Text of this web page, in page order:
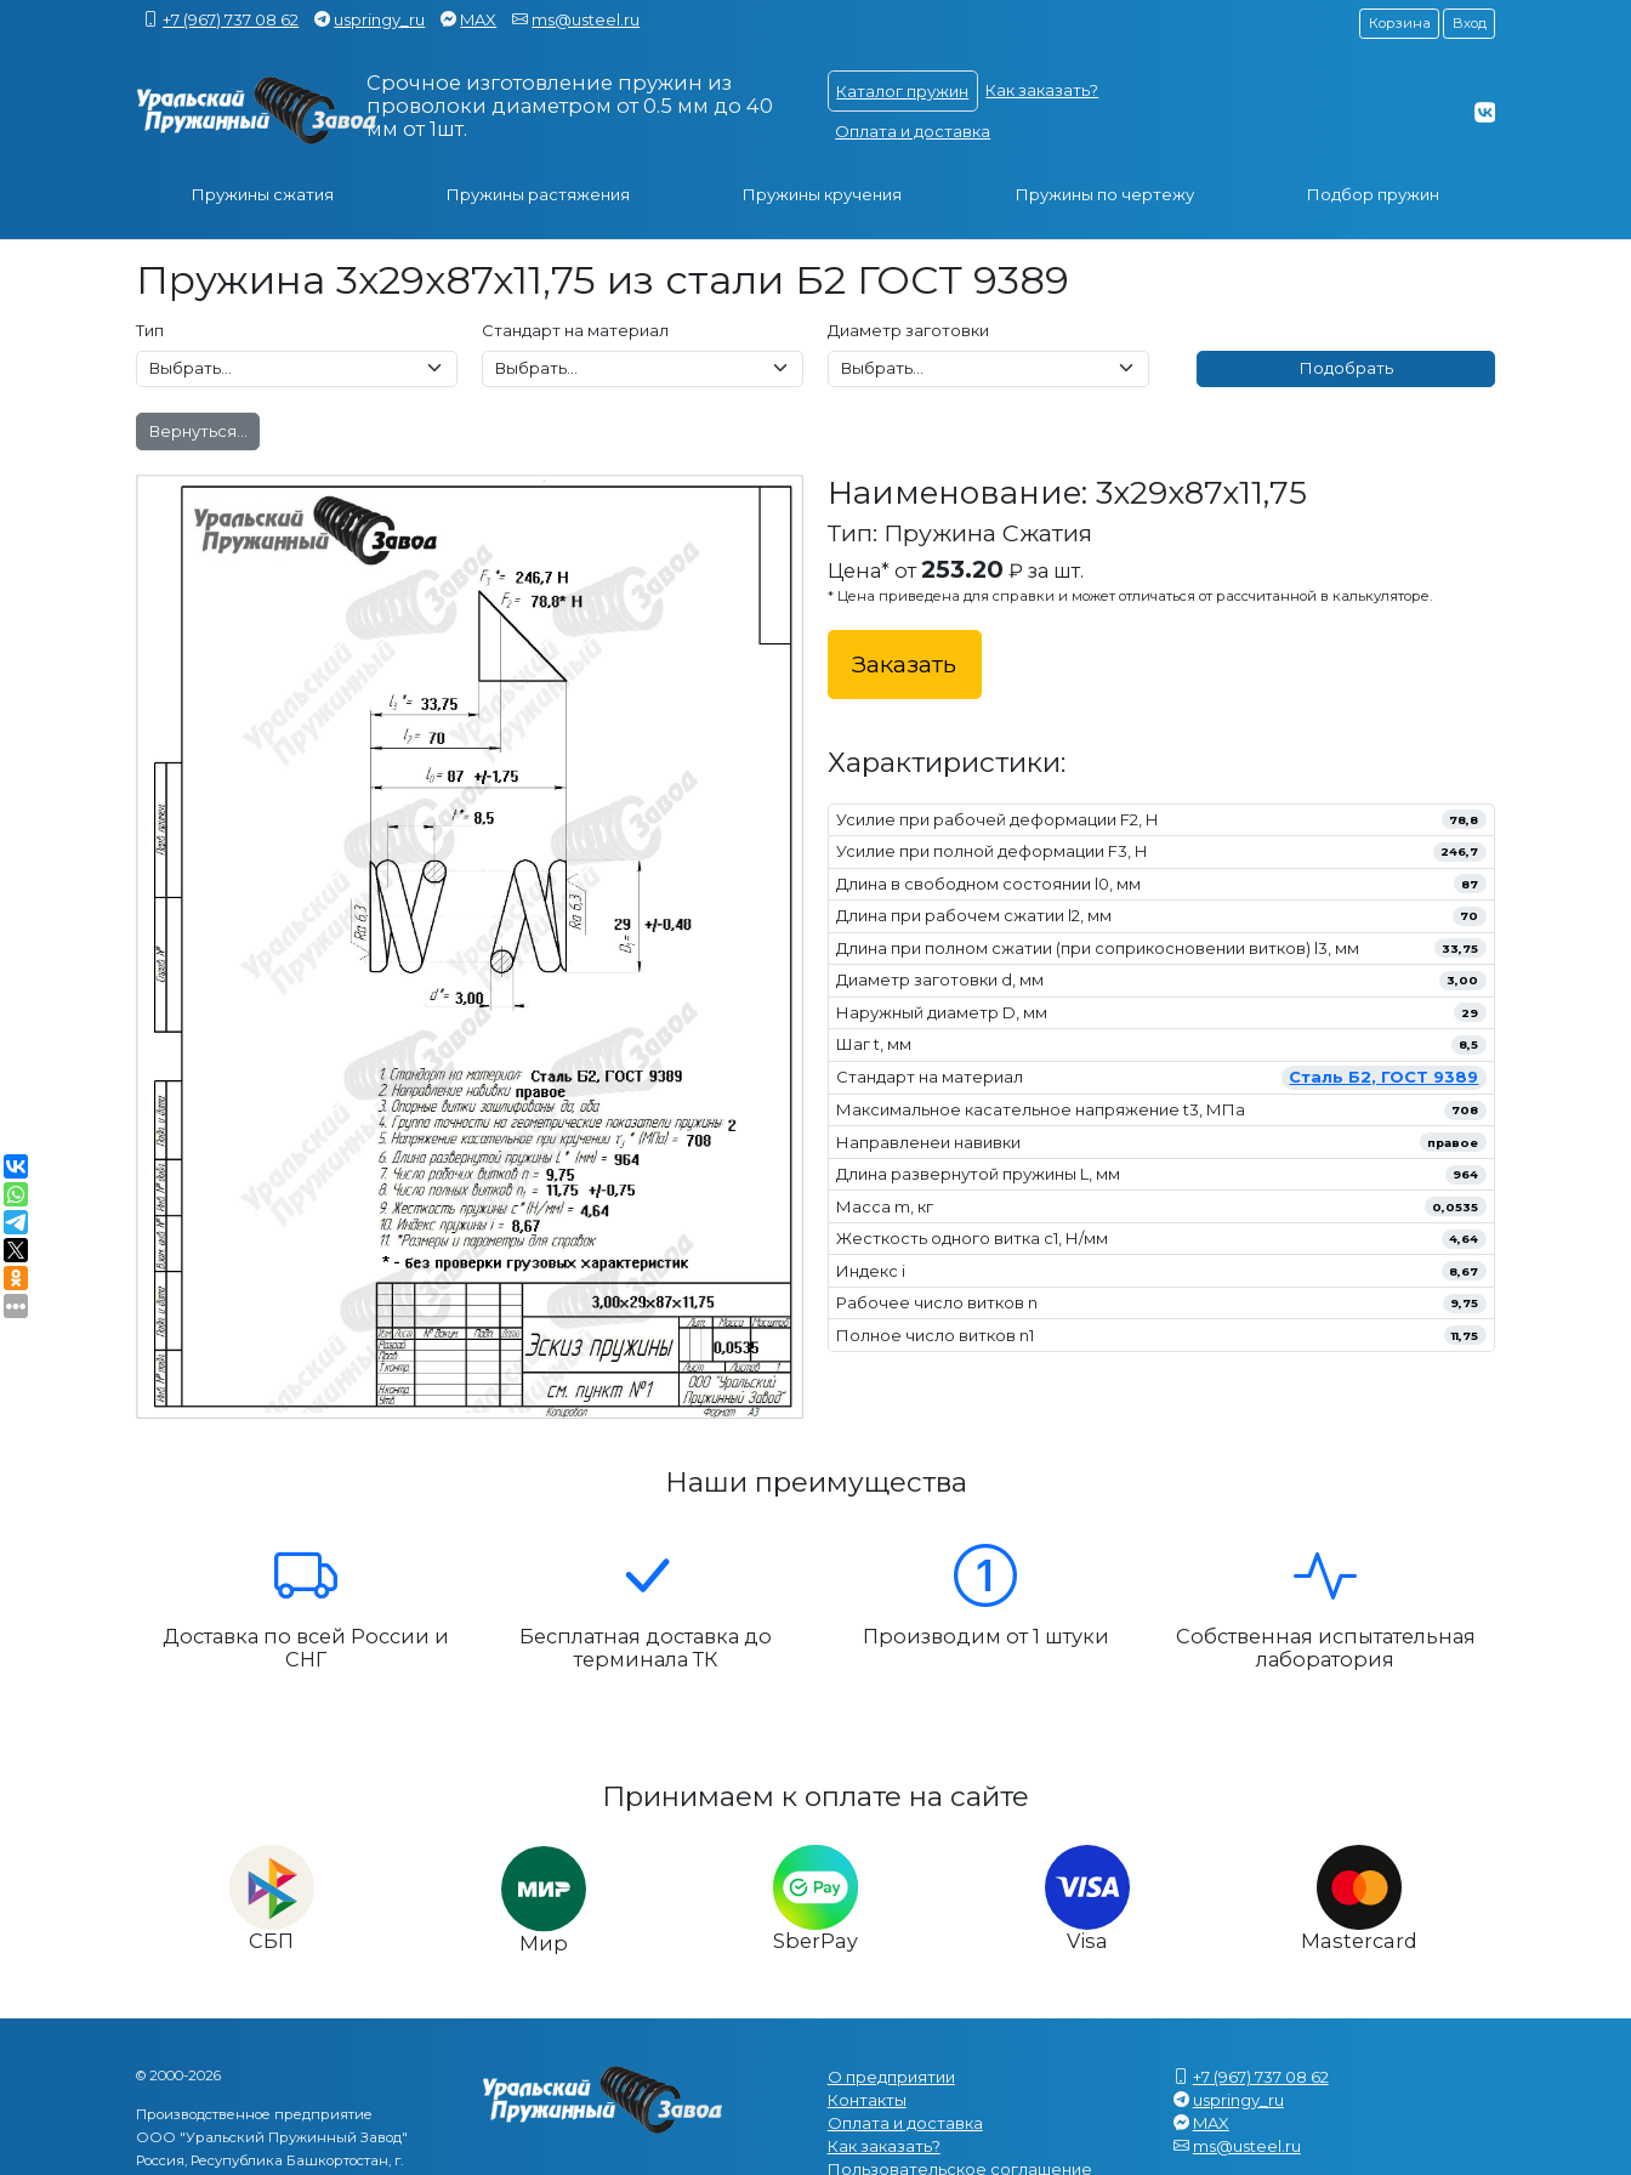
+7 (967) 737 08 62 uspringy_ru MAX ms@usteel.ru Корзина Вход
Срочное изготовление пружин из
проволоки диаметром от 0.5 мм до 40
мм от 1шт.
Каталог пружин Как заказать?
Оплата и доставка
Пружины сжатия Пружины растяжения Пружины кручения Пружины по чертежу Подбор пружин
Пружина 3x29x87x11,75 из стали Б2 ГОСТ 9389
Тип Стандарт на материал Диаметр заготовки
Вернуться...
Наименование: 3x29x87x11,75
Тип: Пружина Сжатия
Цена* от253.20 ₽ за шт.
* Цена приведена для справки и может отличаться от рассчитанной в калькуляторе.
Заказать
Характиристики:
Усилие при рабочей деформации F2, Н 78,8
Усилие при полной деформации F3, Н 246,7
Длина в свободном состоянии l0, мм 87
Длина при рабочем сжатии l2, мм 70
Длина при полном сжатии (при соприкосновении витков) l3, мм 33,75
Диаметр заготовки d, мм 3,00
Наружный диаметр D, мм 29
Шаг t, мм 8,5
Стандарт на материал
Сталь Б2, ГОСТ 9389
Максимальное касательное напряжение t3, МПа
708
Направленеи навивки правое
Длина развернутой пружины L, мм 964
Масса m, кг 0,0535
Жесткость одного витка c1, Н/мм 4,64
Индекс i 8,67
Рабочее число витков n 9,75
Полное число витков n1 11,75
Наши преимущества
Доставка по всей России и
СНГ
Бесплатная доставка до
терминала ТК
Производим от 1 штуки
Собственная испытательная
лаборатория
Принимаем к оплате на сайте
СБП Мир SberPay Visa Mastercard
© 2000-2026
Производственное предприятие
ООО "Уральский Пружинный Завод"
Россия, Ресупублика Башкортостан, г.
О предприятии
Контакты
Оплата и доставка
Как заказать?
Пользовательское соглашение
+7 (967) 737 08 62
uspringy_ru
MAX
ms@usteel.ru